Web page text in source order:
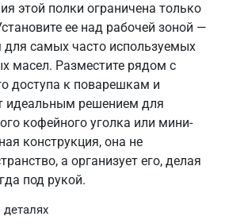
этой полки ограничена только
ее над рабочей зоной —
для самых часто используемых
масел. Разместите рядом с
доступа к поварешкам и
идеальным решением для
кофейного уголка или мини-
конструкция, она не
а организует его, делая
под рукой.